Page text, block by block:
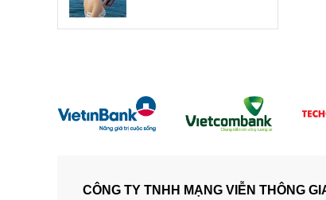
CÔNG TY TNHH MẠNG VIỄN THÔNG